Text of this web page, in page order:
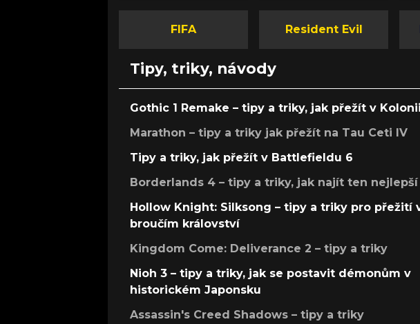
FIFA Resident Evil
Tipy, triky, návody
Gothic 1 Remake – tipy a triky, jak přežít v Kolonii
Marathon – tipy a triky jak přežít na Tau Ceti IV
Tipy a triky, jak přežít v Battlefieldu 6
Borderlands 4 – tipy a triky, jak najít ten
Hollow Knight: Silksong – tipy a triky pro přežití
broučím království
Kingdom Come: Deliverance 2 – tipy a triky
Nioh 3 – tipy a triky, jak se postavit démonům v
historickém Japonsku
Assassin's Creed Shadows – tipy a triky